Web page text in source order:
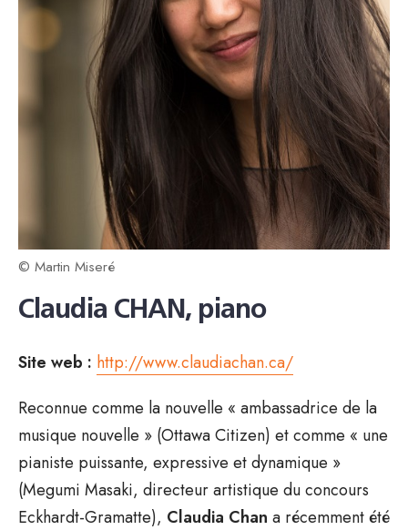
© Martin Miseré
Claudia CHAN, piano
Site web : http://www.claudiachan.ca/
Reconnue comme la nouvelle « ambassadrice de la
musique nouvelle » (Ottawa Citizen) et comme « une
pianiste puissante, expressive et dynamique »
(Megumi Masaki, directeur artistique du concours
Eckhardt-Gramatte), Claudia Chan a récemment été